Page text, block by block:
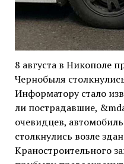
8 августа в Никополе
Чернобыля
Информатору стало
ли пострадавшие,
очевидцев,
столкнулись возле
Краностроительного